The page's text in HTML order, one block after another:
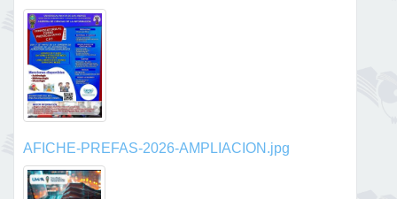
AFICHE-PREFAS-2026-AMPLIACION.jpg